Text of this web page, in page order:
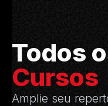
Todos
Cursos
Amplie seu